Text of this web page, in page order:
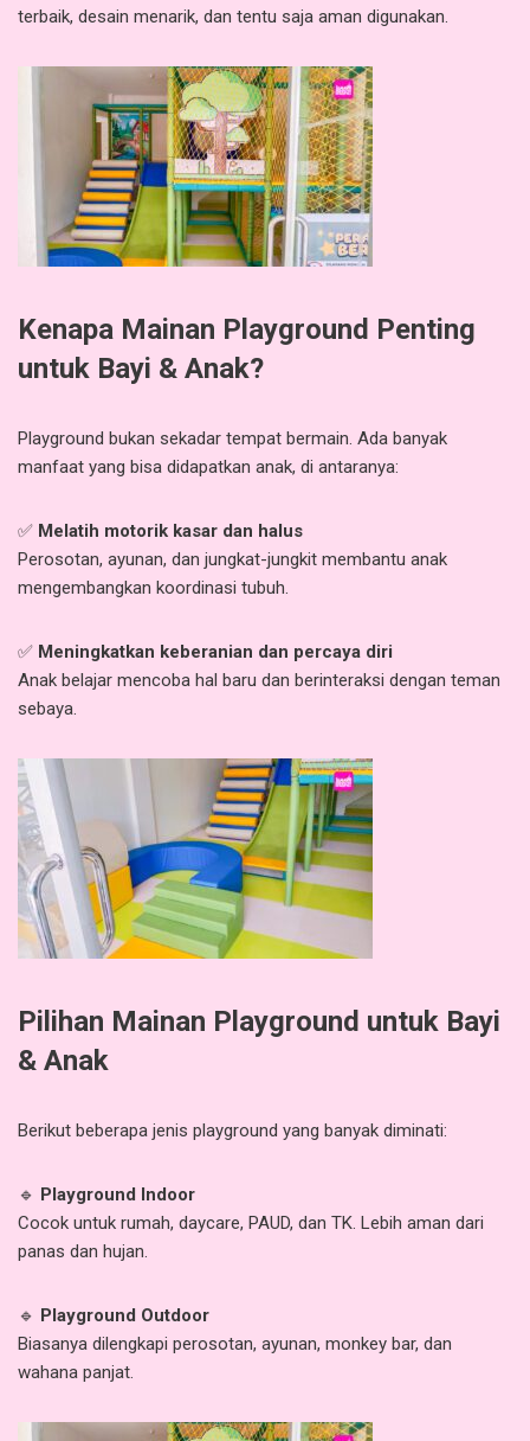
terbaik, desain menarik, dan tentu saja aman digunakan.
Kenapa Mainan Playground Penting
untuk Bayi & Anak?
Playground bukan sekadar tempat bermain. Ada banyak
manfaat yang bisa didapatkan anak, di antaranya:
✅ Melatih motorik kasar dan halus
Perosotan, ayunan, dan jungkat-jungkit membantu anak
mengembangkan koordinasi tubuh.
✅ Meningkatkan keberanian dan percaya diri
Anak belajar mencoba hal baru dan berinteraksi dengan teman
sebaya.
Pilihan Mainan Playground untuk Bayi
& Anak
Berikut beberapa jenis playground yang banyak diminati:
🔹 Playground Indoor
Cocok untuk rumah, daycare, PAUD, dan TK. Lebih aman dari
panas dan hujan.
🔹 Playground Outdoor
Biasanya dilengkapi perosotan, ayunan, monkey bar, dan
wahana panjat.